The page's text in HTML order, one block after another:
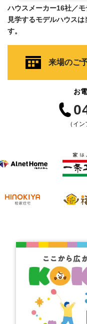
ハウスメーカー16社／
見学するモデルハウス
す。
来場のご
お
（イ